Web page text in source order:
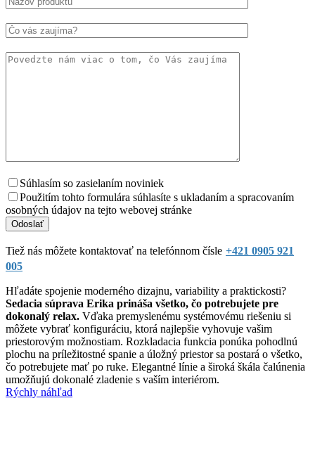
Súhlasím so zasielaním noviniek
Použitím tohto formulára súhlasíte s ukladaním a spracovaním
osobných údajov na tejto webovej stránke
Tiež nás môžete kontaktovať na telefónnom čísle +421 0905 921
005
Hľadáte spojenie moderného dizajnu, variability a praktickosti?
Sedacia súprava Erika prináša všetko, čo potrebujete pre
dokonalý relax. Vďaka premyslenému systémovému riešeniu si
môžete vybrať konfiguráciu, ktorá najlepšie vyhovuje vašim
priestorovým možnostiam. Rozkladacia funkcia ponúka pohodlnú
plochu na príležitostné spanie a úložný priestor sa postará o všetko,
čo potrebujete mať po ruke. Elegantné línie a široká škála čalúnenia
umožňujú dokonalé zladenie s vaším interiérom.
Rýchly náhľad